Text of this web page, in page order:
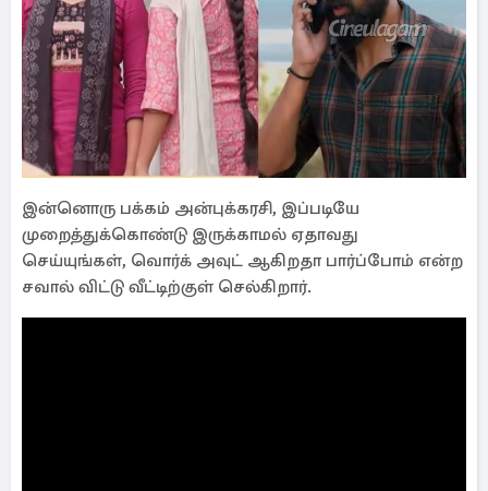
இன்னொரு பக்கம் அன்புக்கரசி, இப்படியே
முறைத்துக்கொண்டு இருக்காமல் ஏதாவது
செய்யுங்கள், வொர்க் அவுட் ஆகிறதா பார்ப்போம் என்ற
சவால் விட்டு வீட்டிற்குள் செல்கிறார்.